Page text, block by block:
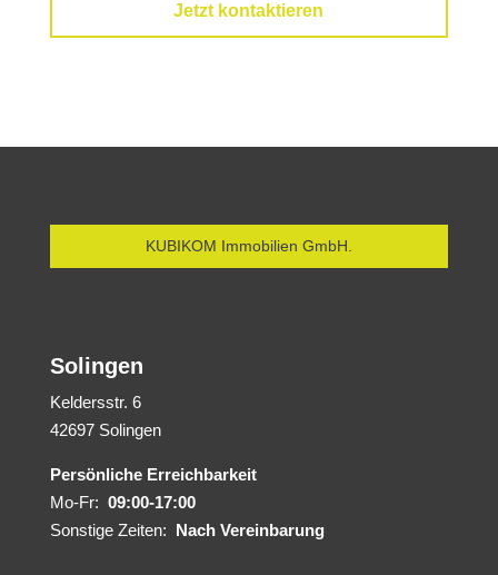
Jetzt kontaktieren
KUBIKOM Immobilien GmbH.
Solingen
Keldersstr. 6
42697 Solingen
Persönliche Erreichbarkeit
Mo-Fr: 09:00-17:00
Sonstige Zeiten: Nach Vereinbarung